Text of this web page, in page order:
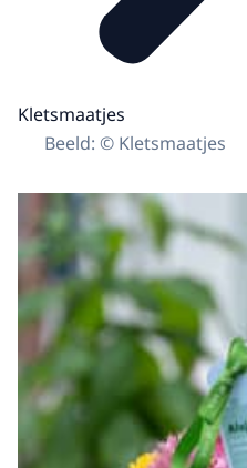
Kletsmaatjes
Beeld: © Kletsmaatjes